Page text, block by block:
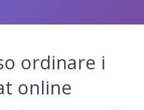
ordinare i
online